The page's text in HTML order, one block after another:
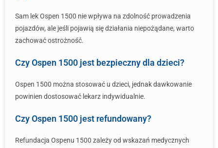
Sam lek Ospen 1500 nie wpływa na zdolność prowadzenia
pojazdów, ale jeśli pojawią się działania niepożądane, warto
zachować ostrożność.
Czy Ospen 1500 jest bezpieczny dla dzieci?
Ospen 1500 można stosować u dzieci, jednak dawkowanie
powinien dostosować lekarz indywidualnie.
Czy Ospen 1500 jest refundowany?
Refundacja Ospenu 1500 zależy od wskazań medycznych